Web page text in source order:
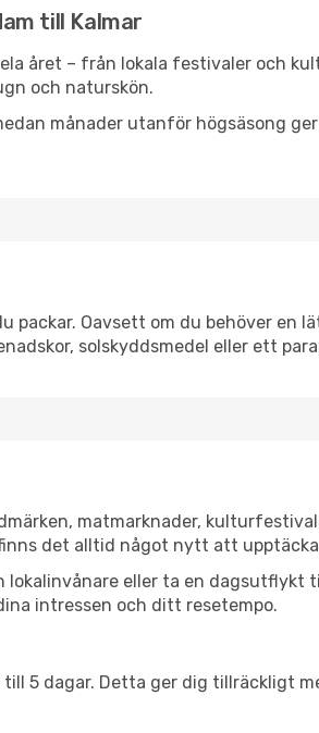
till Kalmar
året – från lokala festivaler och
och naturskön.
månader utanför högsäsong
packar. Oavsett om du behöver en
solskyddsmedel eller ett
matmarknader,
det alltid något nytt att
lokalinvånare eller ta en
intressen och ditt resetempo.
5 dagar. Detta ger dig tillräckligt